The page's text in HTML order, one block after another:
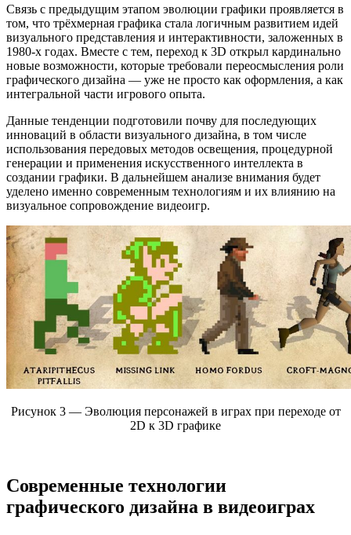
Связь с предыдущим этапом эволюции графики проявляется в
том, что трёхмерная графика стала логичным развитием идей
визуального представления и интерактивности, заложенных в
1980-х годах. Вместе с тем, переход к 3D открыл кардинально
новые возможности, которые требовали переосмысления роли
графического дизайна — уже не просто как оформления, а как
интегральной части игрового опыта.
Данные тенденции подготовили почву для последующих
инноваций в области визуального дизайна, в том числе
использования передовых методов освещения, процедурной
генерации и применения искусственного интеллекта в
создании графики. В дальнейшем анализе внимания будет
уделено именно современным технологиям и их влиянию на
визуальное сопровождение видеоигр.
Рисунок 3 — Эволюция персонажей в играх при переходе от
2D к 3D графике
Современные технологии
графического дизайна в видеоиграх